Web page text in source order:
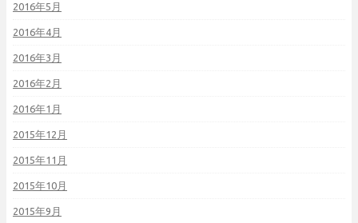
2016年5月
2016年4月
2016年3月
2016年2月
2016年1月
2015年12月
2015年11月
2015年10月
2015年9月